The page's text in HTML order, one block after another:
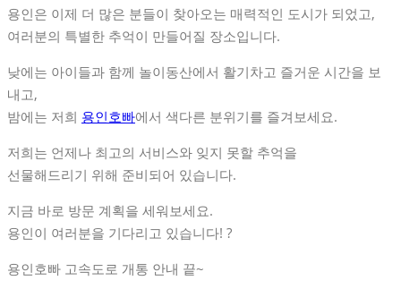
용인은 이제 더 많은 분들이 찾아오는 매력적인 도시가 되었고,
여러분의 특별한 추억이 만들어질 장소입니다.
낮에는 아이들과 함께 놀이동산에서 활기차고 즐거운 시간을 보
내고,
밤에는 저희 용인호빠에서 색다른 분위기를 즐겨보세요.
저희는 언제나 최고의 서비스와 잊지 못할 추억을
선물해드리기 위해 준비되어 있습니다.
지금 바로 방문 계획을 세워보세요.
용인이 여러분을 기다리고 있습니다! ?
용인호빠 고속도로 개통 안내 끝~